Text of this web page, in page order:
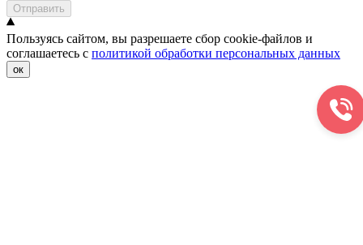
Отправить
Пользуясь сайтом, вы разрешаете сбор cookie-файлов и
соглашаетесь с политикой обработки персональных данных
ок